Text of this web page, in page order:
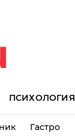
ПСИХОЛОГИЯ
Гастро